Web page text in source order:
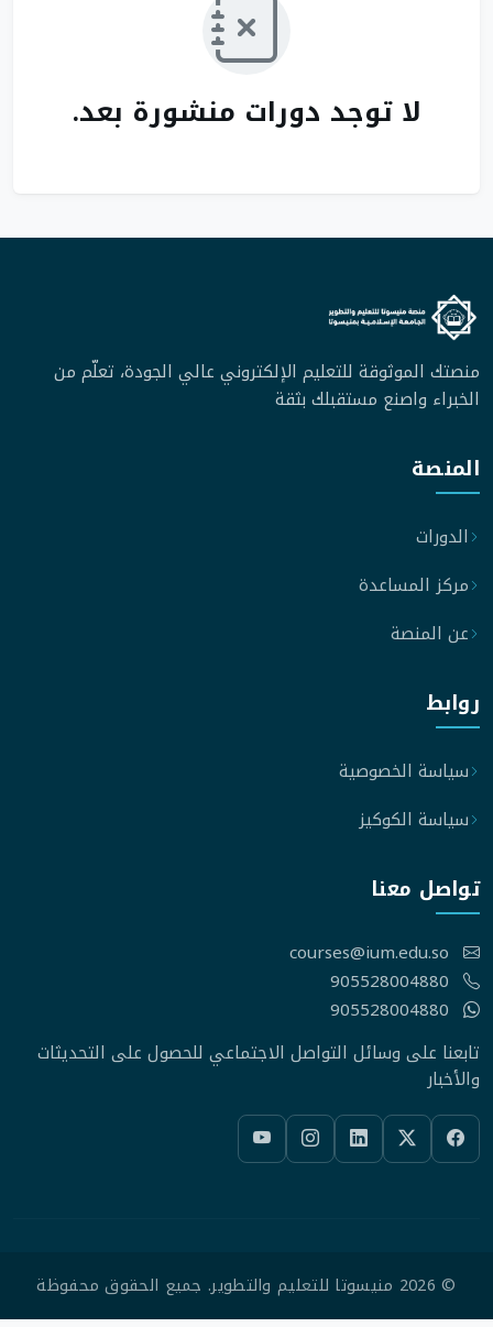
لا توجد دورات منشورة بعد.
منصتك الموثوقة للتعليم الإلكتروني عالي الجودة، تعلّم من
الخبراء واصنع مستقبلك بثقة
المنصة
الدورات
مركز المساعدة
عن المنصة
روابط
سياسة الخصوصية
سياسة الكوكيز
تواصل معنا
courses@ium.edu.so
905528004880
905528004880
تابعنا على وسائل التواصل الاجتماعي للحصول على التحديثات
والأخبار
© 2026 منيسوتا للتعليم والتطوير. جميع الحقوق محفوظة